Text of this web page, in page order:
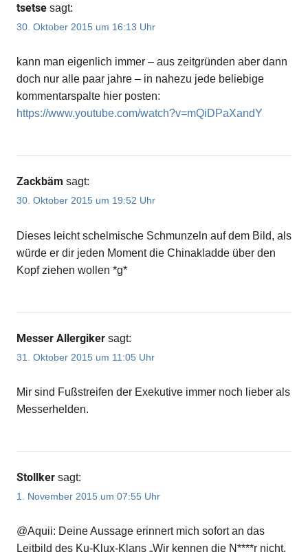
tsetse sagt:
30. Oktober 2015 um 16:13 Uhr
kann man eigenlich immer – aus zeitgründen aber dann
doch nur alle paar jahre – in nahezu jede beliebige
kommentarspalte hier posten:
https://www.youtube.com/watch?v=mQiDPaXandY
Zackbäm sagt:
30. Oktober 2015 um 19:52 Uhr
Dieses leicht schelmische Schmunzeln auf dem Bild, als
würde er dir jeden Moment die Chinakladde über den
Kopf ziehen wollen *g*
Messer Allergiker sagt:
31. Oktober 2015 um 11:05 Uhr
Mir sind Fußstreifen der Exekutive immer noch lieber als
Messerhelden.
Stollker sagt:
1. November 2015 um 07:55 Uhr
@Aquii: Deine Aussage erinnert mich sofort an das
Leitbild des Ku-Klux-Klans „Wir kennen die N****r nicht,